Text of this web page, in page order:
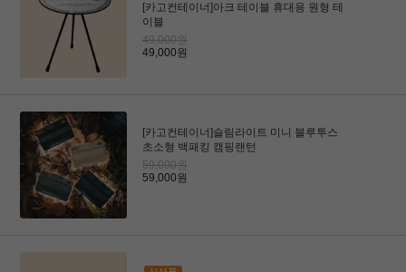
[카고컨테이너]아크 테이블 휴대용 원형 테
이블
49,000원
49,000원
[카고컨테이너]슬림라이트 미니 블루투스
초소형 백패킹 캠핑랜턴
59,000원
59,000원